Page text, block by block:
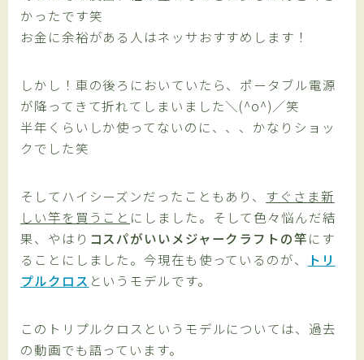
かったです笑
お金に余裕がある人はネッサおすすめします！
しかし！車の後ろにおいていたら、 ポータブル電源
が降ってきて折れてしまいました＼(^o^)／笑
半年くらいしか使ってないのに、、、かなりショッ
クでした笑
そしてハイシーズンだったこともあり、 すぐさま新
しい竿を買うこと にしました。そして色々悩んだ結
果、やはり コスパがいいメジャークラフトの竿にす
ることにしました。今現在も使っているのが、
トリ
プルクロス というモデルです。
このトリプルクロスというモデルについては、過去
の動画でも語っています。